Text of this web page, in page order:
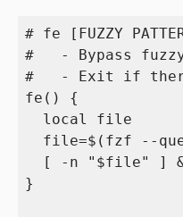
# fe [FUZZY
#   - Bypass
#   - Exit if
fe() {
  local file
file=$(fzf --
[ -n "$file" ]
}